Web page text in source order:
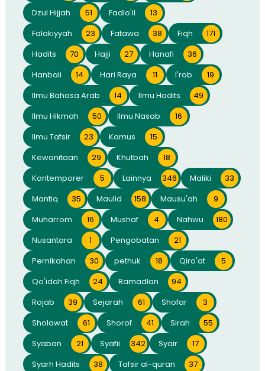
Dzul Hijjah
51 Fadlo'il
13
Falakiyyah
23 Fatawa 38 Fiqh
171
Hadits
70 Hajji 27 Hanafi
36
Hanbali
14 Hari Raya 11 I'rob
19
Ilmu Bahasa Arab
14 Ilmu Hadits
49
Ilmu Hikmah
50 Ilmu Nasab
16
Ilmu Tafsir
23 Kamus
15
Kewanitaan
29 Khutbah
18
Kontemporer
5 Lainnya 346 Maliki
33
Mantiq
35 Maulid 158 Mausu'ah
9
Muharrom
16 Mushaf 4 Nahwu
180
Nusantara
1 Pengobatan
21
Pernikahan
30 pethuk 18 Qiro'at
5
Qo'idah Fiqh
24 Ramadlan
94
Rojab
39 Sejarah 61 Shofar
3
Sholawat
61 Shorof 41 Sirah
55
Syaban
21 Syafii 342 Syair
17
Syarh Hadits
38 Tafsir al-quran
37